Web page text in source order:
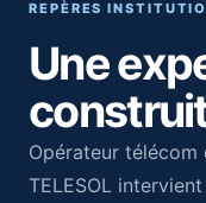
REPÈRES
Une
Opérateur
TELESOL